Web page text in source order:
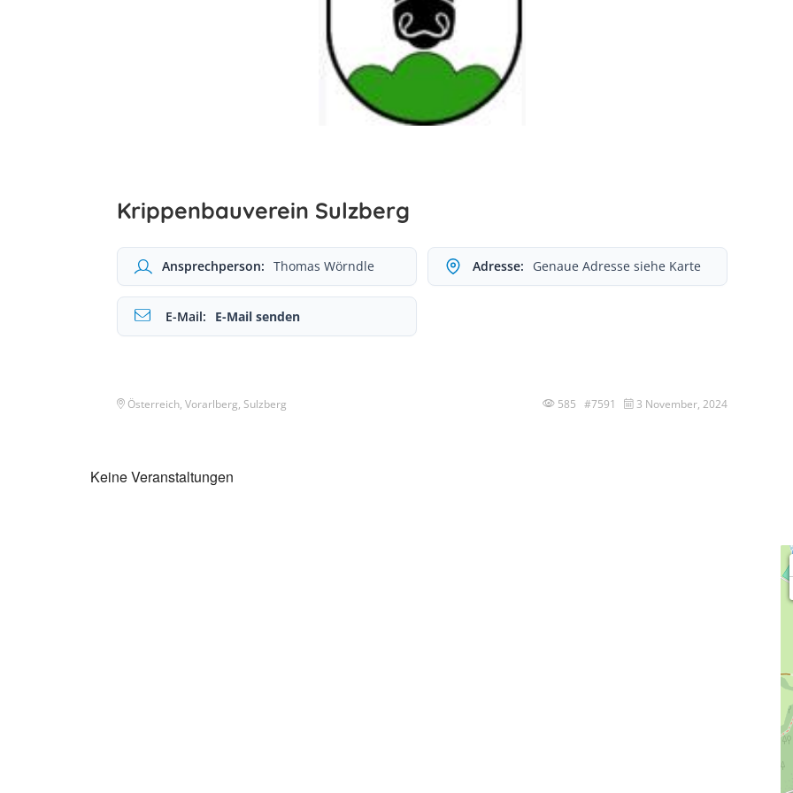
Krippenbauverein Sulzberg
Ansprechperson: Thomas Wörndle Adresse: Genaue Adresse siehe Karte
E-Mail: E-Mail senden
Österreich, Vorarlberg, Sulzberg 585 #7591 3 November, 2024
Keine Veranstaltungen